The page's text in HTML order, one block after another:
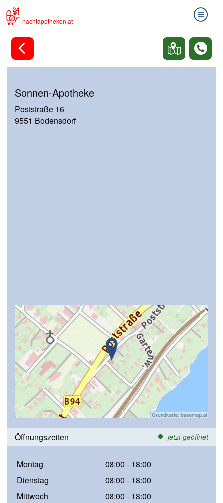
nachtapotheken.at
Sonnen-Apotheke
Poststraße 16
9551 Bodensdorf
Öffnungszeiten jetzt geöffnet
Montag
08:00 - 18:00
Dienstag
08:00 - 18:00
Mittwoch
08:00 - 18:00